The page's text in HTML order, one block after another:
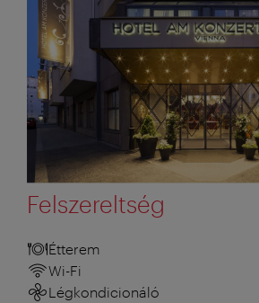
Felszereltség
Étterem
Wi-Fi
Légkondicionáló